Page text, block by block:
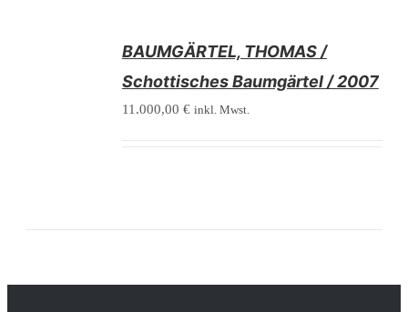
BAUMGÄRTEL, THOMAS /
Schottisches Baumgärtel / 2007
11.000,00 € inkl. Mwst.